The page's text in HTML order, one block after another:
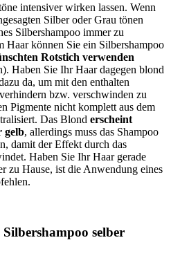
intensiver wirken lassen. Wenn
Silber oder Grau tönen
Silbershampoo immer zu
Haar können Sie ein Silbershampoo
Rotstich verwenden
Haben Sie Ihr Haar dagegen blond
da, um mit den enthalten
bzw. verschwinden zu
Pigmente nicht komplett aus dem
Das Blond erscheint
gelb, allerdings muss das Shampoo
damit der Effekt durch das
Haben Sie Ihr Haar gerade
zu Hause, ist die Anwendung eines
selber